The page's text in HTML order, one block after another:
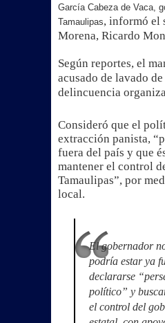
García Cabeza de Vaca,
Tamaulipas, informó el
Morena, Ricardo
Según reportes, el
acusado de lavado
delincuencia
Consideró que el
extracción panista,
fuera del país y que
mantener el control
Tamaulipas”, por
local.
El gobernador
podría estar ya
declararse
político” y
el control del